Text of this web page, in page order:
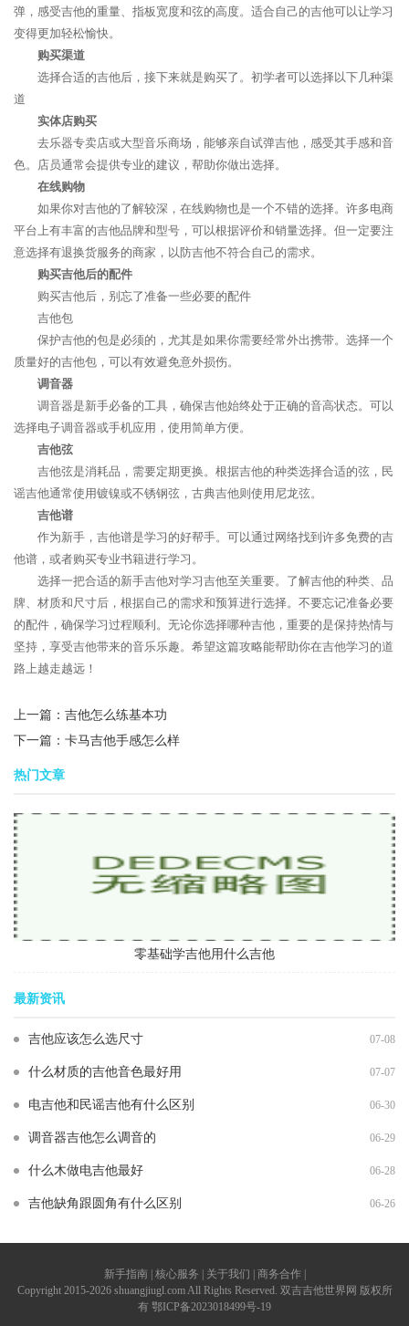
弹，感受吉他的重量、指板宽度和弦的高度。适合自己的吉他可以让学习
变得更加轻松愉快。
购买渠道
选择合适的吉他后，接下来就是购买了。初学者可以选择以下几种渠
道
实体店购买
去乐器专卖店或大型音乐商场，能够亲自试弹吉他，感受其手感和音
色。店员通常会提供专业的建议，帮助你做出选择。
在线购物
如果你对吉他的了解较深，在线购物也是一个不错的选择。许多电商
平台上有丰富的吉他品牌和型号，可以根据评价和销量选择。但一定要注
意选择有退换货服务的商家，以防吉他不符合自己的需求。
购买吉他后的配件
购买吉他后，别忘了准备一些必要的配件
吉他包
保护吉他的包是必须的，尤其是如果你需要经常外出携带。选择一个
质量好的吉他包，可以有效避免意外损伤。
调音器
调音器是新手必备的工具，确保吉他始终处于正确的音高状态。可以
选择电子调音器或手机应用，使用简单方便。
吉他弦
吉他弦是消耗品，需要定期更换。根据吉他的种类选择合适的弦，民
谣吉他通常使用镀镍或不锈钢弦，古典吉他则使用尼龙弦。
吉他谱
作为新手，吉他谱是学习的好帮手。可以通过网络找到许多免费的吉
他谱，或者购买专业书籍进行学习。
选择一把合适的新手吉他对学习吉他至关重要。了解吉他的种类、品
牌、材质和尺寸后，根据自己的需求和预算进行选择。不要忘记准备必要
的配件，确保学习过程顺利。无论你选择哪种吉他，重要的是保持热情与
坚持，享受吉他带来的音乐乐趣。希望这篇攻略能帮助你在吉他学习的道
路上越走越远！
上一篇： 吉他怎么练基本功
下一篇： 卡马吉他手感怎么样
热门文章
零基础学吉他用什么吉他
最新资讯
吉他应该怎么选尺寸 07-08
什么材质的吉他音色最好用 07-07
电吉他和民谣吉他有什么区别 06-30
调音器吉他怎么调音的 06-29
什么木做电吉他最好 06-28
吉他缺角跟圆角有什么区别 06-26
新手指南 | 核心服务 | 关于我们 | 商务合作 |
Copyright 2015-2026 shuangjiugl.com All Rights Reserved. 双吉吉他世界网 版权所
有 鄂ICP备2023018499号-19